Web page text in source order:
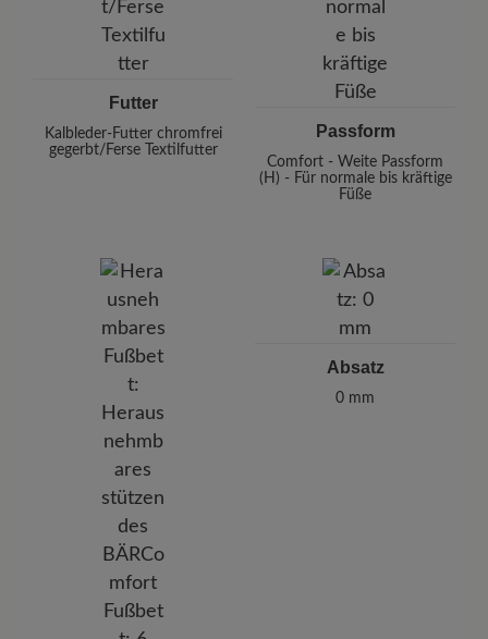
Futter
Kalbleder-Futter chromfrei
gegerbt/Ferse Textilfutter
Passform
Comfort - Weite Passform
(H) - Für normale bis kräftige
Füße
Absatz
0 mm